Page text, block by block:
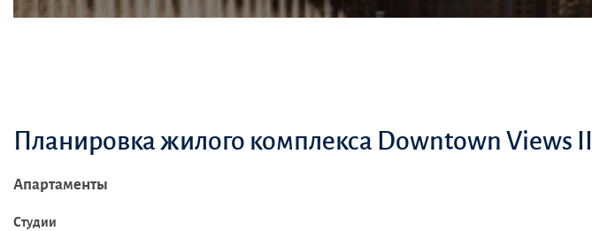
Планировка жилого комплекса Downtown Views II
Апартаменты
Студии